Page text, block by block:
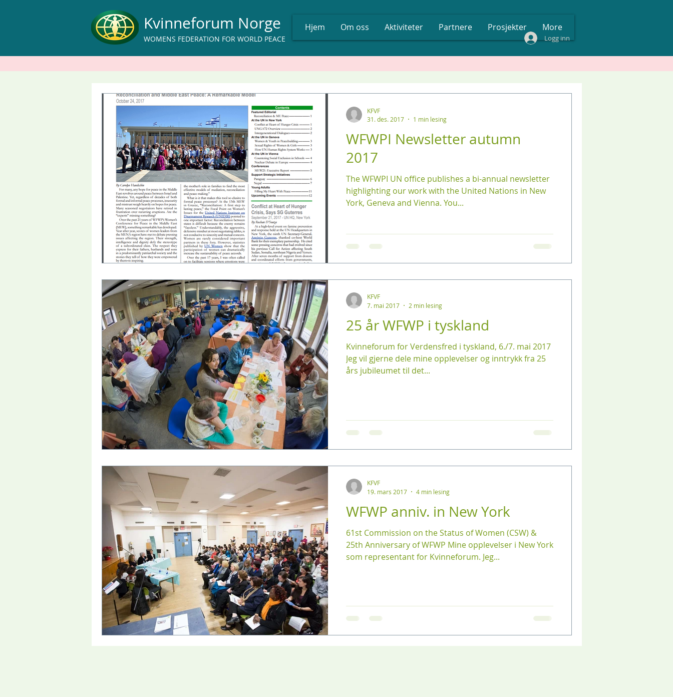
Kvinneforum Norge
WOMENS FEDERATION FOR WORLD PEACE
Hjem Om oss Aktiviteter Partnere Prosjekter More
Logg inn
WFWPI Newsletter autumn
2017
The WFWPI UN office publishes a bi-annual newsletter
highlighting our work with the United Nations in New
York, Geneva and Vienna. You...
KFVF
31. des. 2017
1 min lesing
25 år WFWP i tyskland
Kvinneforum for Verdensfred i tyskland, 6./7. mai 2017
Jeg vil gjerne dele mine opplevelser og inntrykk fra 25
års jubileumet til det...
KFVF
7. mai 2017
2 min lesing
WFWP anniv. in New York
61st Commission on the Status of Women (CSW) &
25th Anniversary of WFWP Mine opplevelser i New York
som representant for Kvinneforum. Jeg...
KFVF
19. mars 2017
4 min lesing